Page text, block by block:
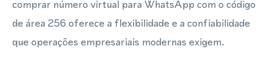
comprar número virtual para WhatsApp com o código
de área 256 oferece a flexibilidade e a confiabilidade
que operações empresariais modernas exigem.